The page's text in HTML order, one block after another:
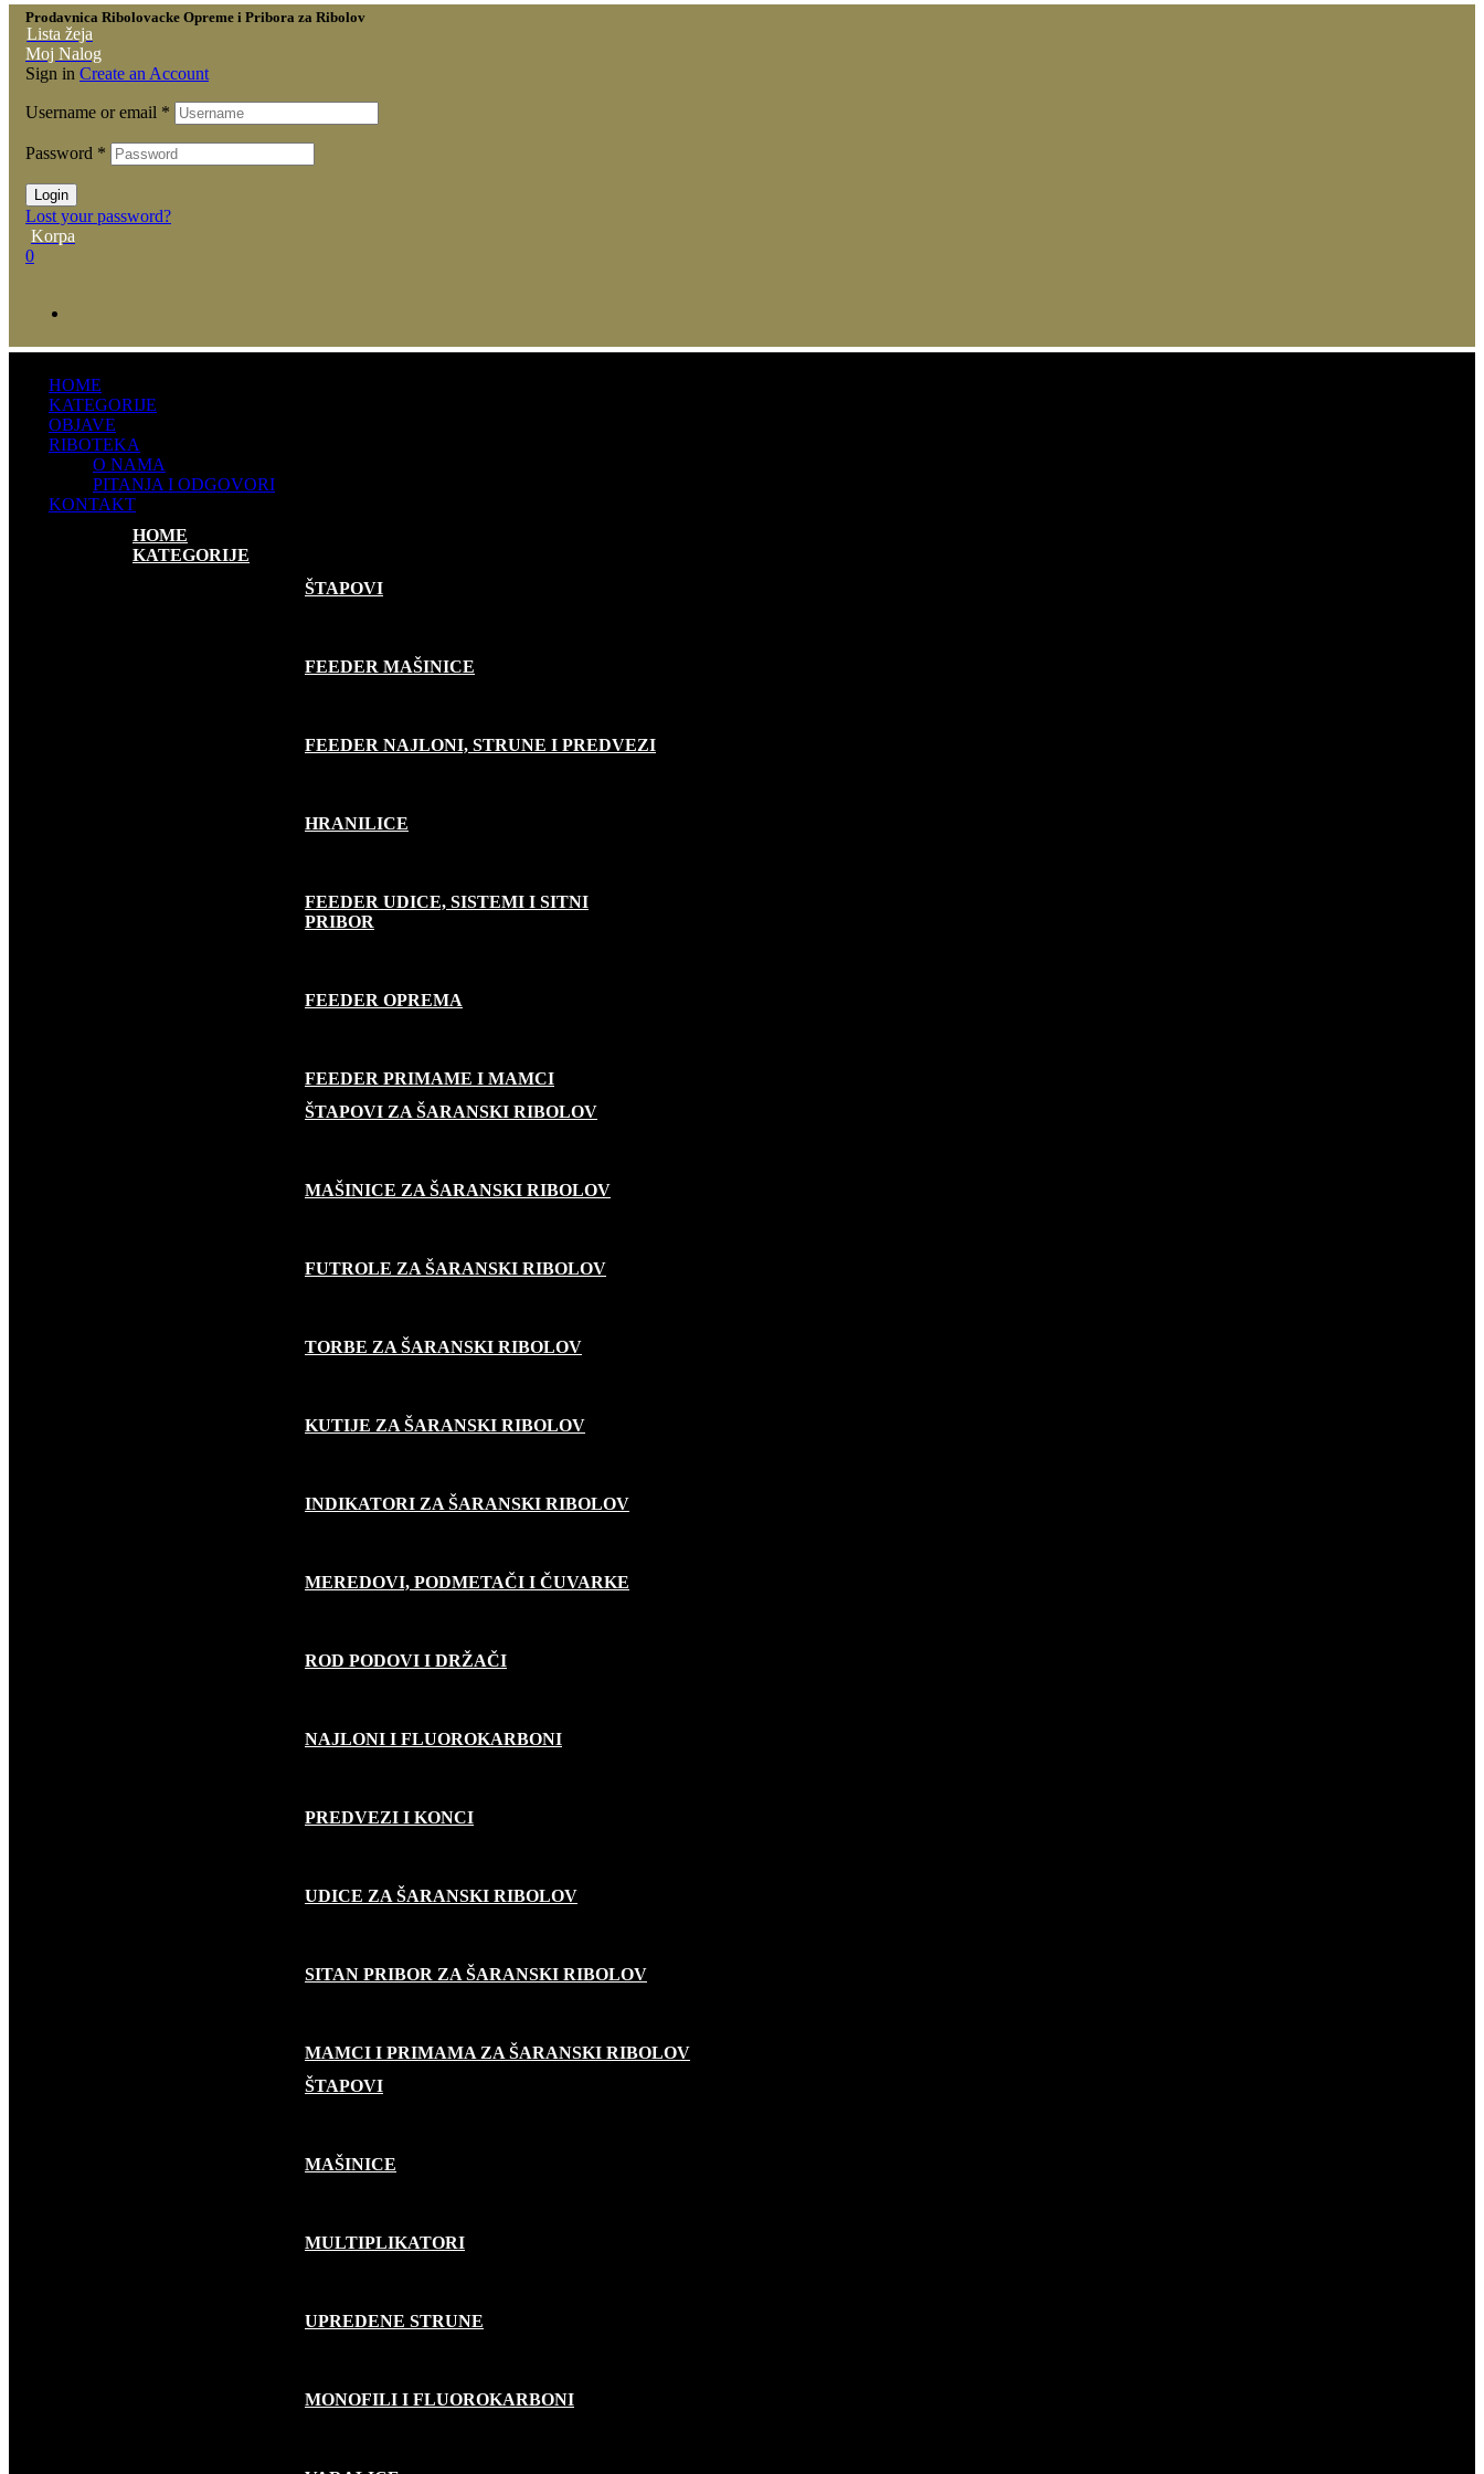
Prodavnica Ribolovacke Opreme i Pribora za Ribolov
Lista žeja
Moj Nalog
Sign in Create an Account
Username or email *
Password *
Login
Lost your password?
Korpa
0
HOME
KATEGORIJE
OBJAVE
RIBOTEKA
O NAMA
PITANJA I ODGOVORI
KONTAKT
HOME
KATEGORIJE
FEEDER RIBOLOV
ŠTAPOVI
FEEDER MAŠINICE
FEEDER NAJLONI, STRUNE I PREDVEZI
HRANILICE
FEEDER UDICE, SISTEMI I SITNI
PRIBOR
FEEDER OPREMA
FEEDER PRIMAME I MAMCI
ŠARANSKI RIBOLOV
ŠTAPOVI ZA ŠARANSKI RIBOLOV
MAŠINICE ZA ŠARANSKI RIBOLOV
FUTROLE ZA ŠARANSKI RIBOLOV
TORBE ZA ŠARANSKI RIBOLOV
KUTIJE ZA ŠARANSKI RIBOLOV
INDIKATORI ZA ŠARANSKI RIBOLOV
MEREDOVI, PODMETAČI I ČUVARKE
ROD PODOVI I DRŽAČI
NAJLONI I FLUOROKARBONI
PREDVEZI I KONCI
UDICE ZA ŠARANSKI RIBOLOV
SITAN PRIBOR ZA ŠARANSKI RIBOLOV
MAMCI I PRIMAMA ZA ŠARANSKI RIBOLOV
RIBOLOV GRABLJIVICA
ŠTAPOVI
MAŠINICE
MULTIPLIKATORI
UPREDENE STRUNE
MONOFILI I FLUOROKARBONI